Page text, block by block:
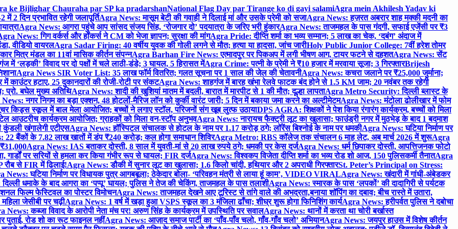
ke Bijlighar Chauraha par SP ka pradarshanNational Flag Day par Tirange ko di gayi salamiAgra mein Akhilesh Yadav ki
2 दिन प्रभावित रहेगी जलापूर्तिAgra News: मासूम बेटी की गवाही ने दिलाई मां और उसके प्रेमी को सजाAgra News: हज़रत अबरार शाह मक्की मदनी का
Agra News: आगरा पहुंचे आप सांसद संजय सिंह, ‘रोजगार दो’ पदयात्रा के जरिए भरी हुंकारAgra News: ताजमहल के पास गंदगी, सफाई एजेंसी पर ₹3
News: गिग वर्कर्स और हॉकर्स ने CM को भेजा ज्ञापन; सुरक्षा की मांगAgra Pride: दीप्ति शर्मा का भव्य सम्मान; 5 लाख का चेक, ‘दबंग’ अंदाज में
वीडियो वायरलAgra Sadar Firing: 40 वर्षीय युवक की गोली लगने से मौत; हत्या या हादसा, जांच जारीHoly Public Junior College: 7वीं हरेश तोमर
मित्र मंडल का 11वां मासिक कीर्तन संपन्नAgra Barhan Fire News: एत्मादपुर पर पिकअप में लगी भीषण आग, टायर फटने से दहशतAgra News: सेंट
‘लड़की’ विवाद पर दो पक्षों में चले लाठी-डंडे; 3 घायल, 5 हिरासत मेंAgra Crime: पत्नी के प्रेमी ने ₹10 हजार में मरवाया सूजा; 3 गिरफ्तारBrijesh
Agra News SIR Voter List: 35 लाख फॉर्म वितरित; गलत सूचना पर 1 साल की जेल की चेतावनीAgra News: कचरा जलाने पर ₹25,000 जुर्माना;
हटाए, 25 दुकानदारों की रोजी-रोटी पर संकटAgra News: शाहगंज में बारह खंभा रेलवे फाटक बंद होने से 1.5 KM जाम; 20 नवंबर तक रहेगी
प्रो. बघेल मुख्य अतिथिAgra News: शादी की खुशियां मातम में बदली, बारात में मारपीट से 1 की मौत; दूल्हा लापताAgra Metro Security: दिल्ली ब्लास्ट के
नगर निगम का बड़ा एक्शन, 48 होटलों-मैरिज लॉन को कुर्की वारंट जारी; 5 दिन में बकाया जमा करने का अल्टीमेटमAgra News: मंटोला ढोलीखार में फोम
किड्स स्कूल में बाल मेला आयोजित; बच्चों ने लगाए स्टॉल, परिजनों संग खूब लुत्फ उठायाDPS AGRA: शिक्षकों ने पेश किया रंगारंग कार्यक्रम, बच्चों को मिला
आउटरीच कार्यक्रम आयोजित; ग्राहकों को मिला वन-स्टॉप अनुभवAgra News: नारायच फैक्ट्री लूट का खुलासा; फाउंड्री नगर में मुठभेड़ के बाद 1 बदमाश
खंगालेगी एटीएसAgra News: हॉस्पिटल संचालक से होटल के नाम पर 1.17 करोड़ ठगे; लॉरेंस बिश्नोई के नाम पर धमकीAgra News: घटिया निर्माण पर
22 बैंकों के 7.82 लाख खातों में डंप ₹240 करोड़; कल होगा समाधान शिविरAgra Metro: RBS कॉलेज तक संचालन 6 माह लेट, अब मार्च 2026 में शुरूAgra
Agra News: IAS बताकर दोस्ती, 8 साल में युवती-मां से 20 लाख रुपये ठगे; धमकी पर केस दर्जAgra News: धर्म छिपाकर दोस्ती, आपत्तिजनक फोटो
गार्डों पर सरियों से हमला कर किया गंभीर रूप से घायल; FIR दर्जAgra News: विश्वकप विजेता दीप्ति शर्मा का भव्य रोड शो आज, 150 पुलिसकर्मी तैनातAgra
से FIR में ढिलाई!Agra News: डौकी में सुनार लूट का खुलासा; 1.6 किलो चांदी, हथियार और 2 अपराधी गिरफ्तारSt. Peter’s Principal on Stress:
News: घटिया निर्माण पर विधायक पुत्र आगबबूला; ठेकेदार बोला- ‘परिवहन मंत्री से लाया हूं काम’, VIDEO VIRALAgra News: खंदारी में गांधी-अंबेडकर
धमाके के बाद आगरा का ‘पप्पू’ घायल; पुलिस ने तेज की चेकिंग, ताजमहल के पास तलाशीAgra News: स्मारक के पास ‘लपकों’ की दादागिरी से पर्यटक
फिल्म फेस्टिवल का पोस्टर विमोचनAgra News: ताजमहल देखने आए टूरिस्ट से तांगे वाले की अभद्रता,बनाया शॉपिंग का दबाव; बीच रास्ते में उतारा,
जेसीबी पर चढ़ीAgra News: 1 वर्ष में खड़ा हुआ VSPS स्कूल का 3 मंजिला ढाँचा; शीघ्र शुरू होगा फिनिशिंग कार्यAgra News: हरीपर्वत पुलिस ने दबोचा
News: कब्जा विवाद के आरोपी नेता मंच पर! अरुण सिंह के कार्यक्रम में उपस्थिति पर सवालAgra News: थानों में करता था चोरी बर्खास्त
पुताई, रोड शो का रूट फाइनल नहींAgra News: आज़ाद समाज पार्टी का ‘पाँव-पाँव चलो, गाँव-गाँव चलो’ अभियानAgra News: जयपुर हाउस में विशेष कीर्तन